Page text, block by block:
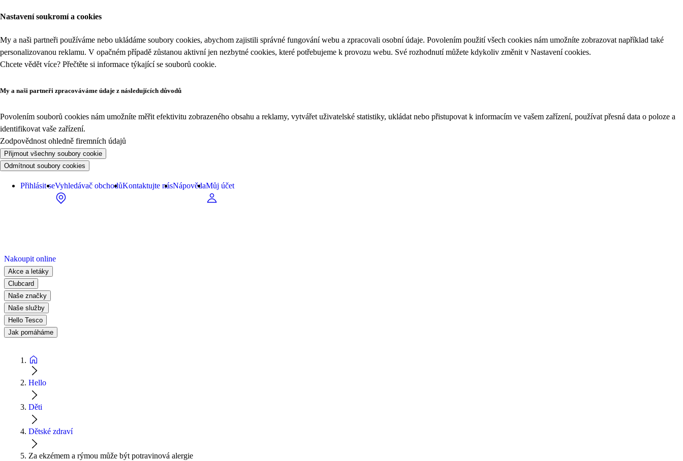
Nastavení soukromí a cookies
My a naši partneři používáme nebo ukládáme soubory cookies, abychom zajistili správné fungování webu a zpracovali osobní údaje. Povolením použití všech cookies nám umožníte zobrazovat například také
personalizovanou reklamu. V opačném případě zůstanou aktivní jen nezbytné cookies, které potřebujeme k provozu webu. Své rozhodnutí můžete kdykoliv změnit v Nastavení cookies.
Chcete vědět více? Přečtěte si informace týkající se souborů cookie.
My a naši partneři zpracováváme údaje z následujících důvodů
Povolením souborů cookies nám umožníte měřit efektivitu zobrazeného obsahu a reklamy, vytvářet uživatelské statistiky, ukládat nebo přistupovat k informacím ve vašem zařízení, používat přesná data o poloze a
identifikovat vaše zařízení.
Zodpovědnost ohledně firemních údajů
Přijmout všechny soubory cookie
Odmítnout soubory cookies
Přihlásit seVyhledávač obchodůKontaktujte násNápovědaMůj účet
Nakoupit online
Akce a letáky
Clubcard
Naše značky
Naše služby
Hello Tesco
Jak pomáháme
Hello
Děti
Dětské zdraví
Za ekzémem a rýmou může být potravinová alergie